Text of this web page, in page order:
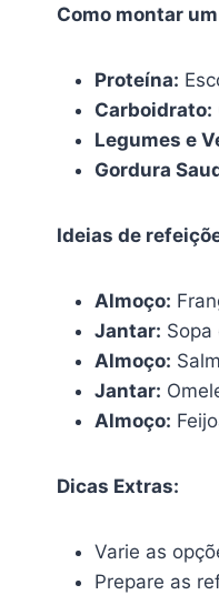
Como montar
Proteína:
Carboidrato:
Legumes e
Gordura
Ideias de
Almoço:
Jantar:
Almoço:
Jantar:
Almoço:
Dicas Extras:
Varie as
Prepare as